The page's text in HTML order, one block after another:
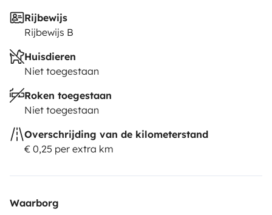
Rijbewijs
Rijbewijs B
Huisdieren
Niet toegestaan
Roken toegestaan
Niet toegestaan
Overschrijding van de kilometerstand
€ 0,25 per extra km
Waarborg